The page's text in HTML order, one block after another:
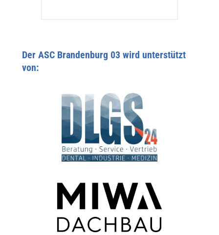
Der ASC Brandenburg 03 wird unterstützt
von: